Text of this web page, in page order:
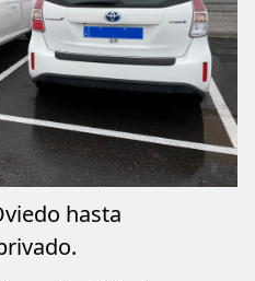
hasta